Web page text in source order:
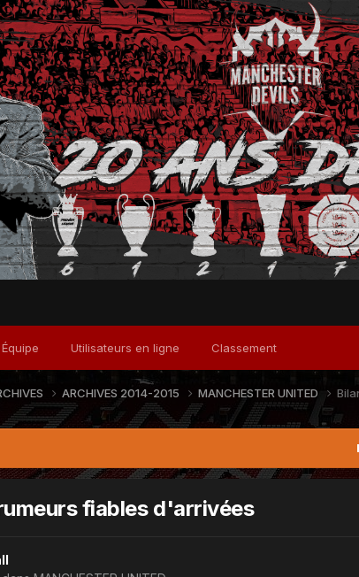
Équipe Utilisateurs en ligne Classement
ARCHIVES 2014-2015 MANCHESTER UNITED
fiables d'arrivées